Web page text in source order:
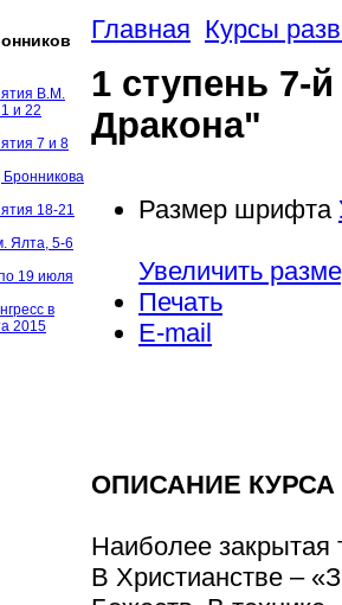
В.М.
и 22
7 и 8
18-21
Ялта, 5-6
19 июля
в
2015
Главная Курсы
1 ступень 7-
Дракона"
Размер шрифта
Увеличить
Печать
E-mail
ОПИСАНИЕ КУРСА
Наиболее закрытая
В Христианстве –